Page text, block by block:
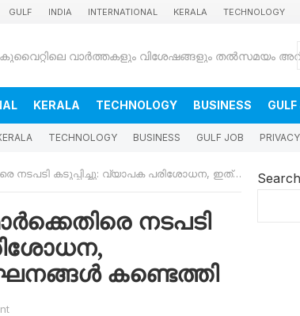
GULF INDIA INTERNATIONAL KERALA TECHNOLOGY
KERALA TECHNOLOGY BUSINESS
TECHNOLOGY BUSINESS GULF JOB
വ്യാപക പരിശോധന, ഇത്രയധികം നിയമലംഘനങ്ങൾ കണ്ടെത്തി
നടപടി
കണ്ടെത്തി
Search